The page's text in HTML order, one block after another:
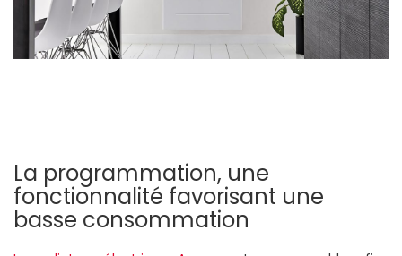
La programmation, une
fonctionnalité favorisant une
basse consommation